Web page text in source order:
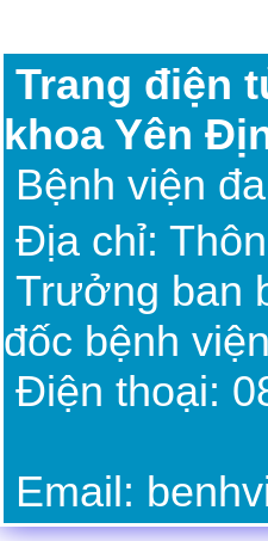
Trang điện
khoa Yên
Bệnh viện
Địa chỉ:
Trưởng ban
đốc bệnh viện
Điện
Email: